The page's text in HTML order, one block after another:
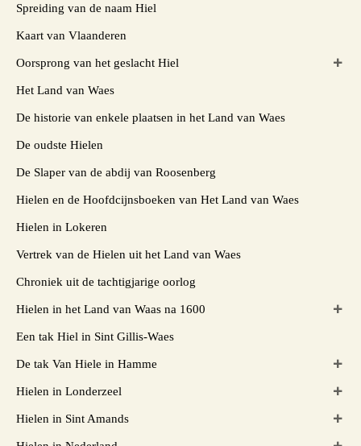
Spreiding van de naam Hiel
Kaart van Vlaanderen
Oorsprong van het geslacht Hiel
Het Land van Waes
De historie van enkele plaatsen in het Land van Waes
De oudste Hielen
De Slaper van de abdij van Roosenberg
Hielen en de Hoofdcijnsboeken van Het Land van Waes
Hielen in Lokeren
Vertrek van de Hielen uit het Land van Waes
Chroniek uit de tachtigjarige oorlog
Hielen in het Land van Waas na 1600
Een tak Hiel in Sint Gillis-Waes
De tak Van Hiele in Hamme
Hielen in Londerzeel
Hielen in Sint Amands